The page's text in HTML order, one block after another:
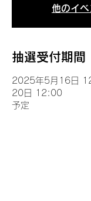
他のイ
抽選受付期間
2025年5月16日
20日 12:00
予定